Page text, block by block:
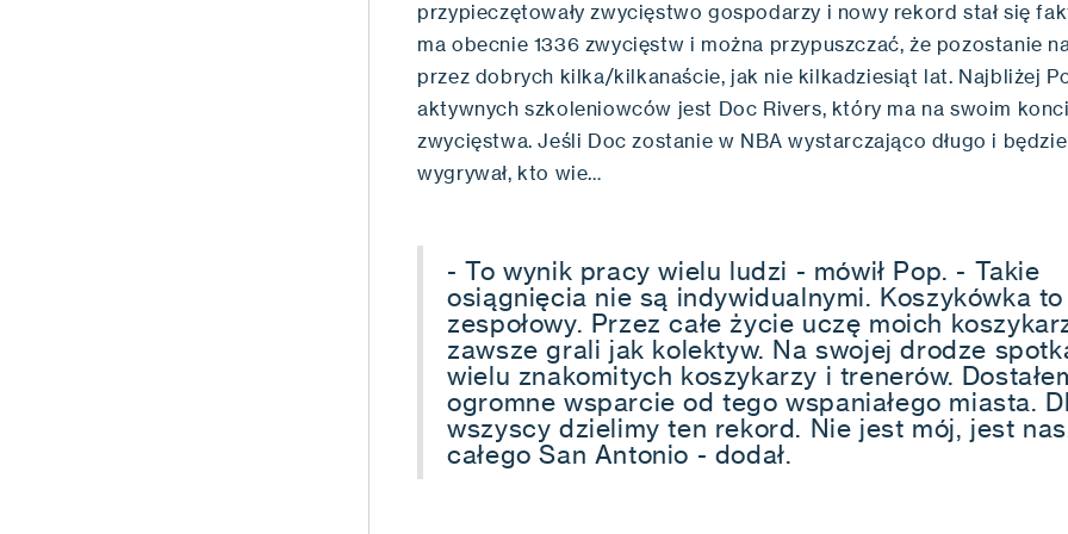
przypieczętowały zwycięstwo gospodarzy i nowy rekord stał się
ma obecnie 1336 zwycięstw i można przypuszczać, że pozostanie
przez dobrych kilka/kilkanaście, jak nie kilkadziesiąt lat. Najbliżej
aktywnych szkoleniowców jest Doc Rivers, który ma na swoim
zwycięstwa. Jeśli Doc zostanie w NBA wystarczająco długo i
wygrywał, kto wie…
- To wynik pracy wielu ludzi - mówił Pop. - Takie
osiągnięcia nie są indywidualnymi. Koszykówka
zespołowy. Przez całe życie uczę moich
zawsze grali jak kolektyw. Na swojej drodze
wielu znakomitych koszykarzy i trenerów.
ogromne wsparcie od tego wspaniałego miasta.
wszyscy dzielimy ten rekord. Nie jest mój, jest
całego San Antonio - dodał.